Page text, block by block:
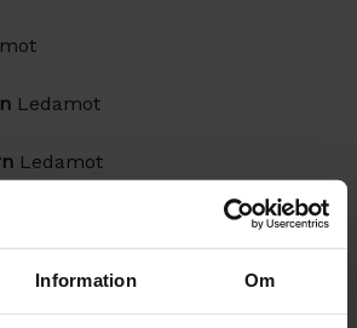
Information Om
Ledamot
Ledamot